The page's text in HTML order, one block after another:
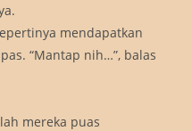
mendapatkan
“Mantap nih…”, balas
mereka puas